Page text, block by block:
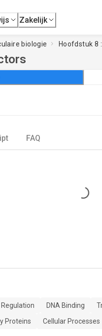
Zakelijk
biologie Hoofdstuk 8
FAQ
Loading...
Regulation DNA Binding
Proteins Cellular Processes